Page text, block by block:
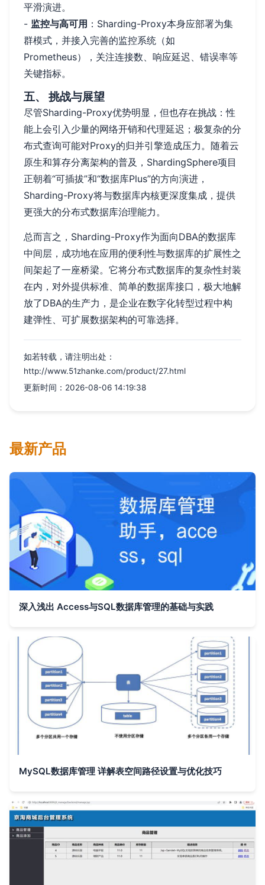
平滑演进。
- 监控与高可用 ：Sharding-Proxy本身应部署为集
群模式，并接入完善的监控系统（如
Prometheus），关注连接数、响应延迟、错误率等
关键指标。
五、 挑战与展望
尽管Sharding-Proxy优势明显，但也存在挑战：性
能上会引入少量的网络开销和代理延迟；极复杂的分
布式查询可能对Proxy的归并引擎造成压力。随着云
原生和算存分离架构的普及，ShardingSphere项目
正朝着“可插拔”和“数据库Plus”的方向演进，
Sharding-Proxy将与数据库内核更深度集成，提供
更强大的分布式数据库治理能力。
总而言之，Sharding-Proxy作为面向DBA的数据库
中间层，成功地在应用的便利性与数据库的扩展性之
间架起了一座桥梁。它将分布式数据库的复杂性封装
在内，对外提供标准、简单的数据库接口，极大地解
放了DBA的生产力，是企业在数字化转型过程中构
建弹性、可扩展数据架构的可靠选择。
如若转载，请注明出处：
http://www.51zhanke.com/product/27.html
更新时间：2026-08-06 14:19:38
最新产品
深入浅出 Access与SQL数据库管理的基础与实践
MySQL数据库管理 详解表空间路径设置与优化技巧